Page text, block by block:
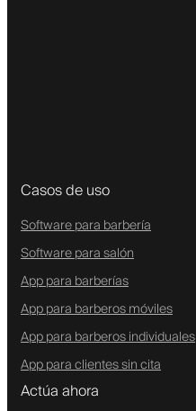
Casos de uso
Software para barbería
Software para salón
App para barberías
App para barberos móviles
App para barberos individuales
App para clientes sin cita
Actúa ahora